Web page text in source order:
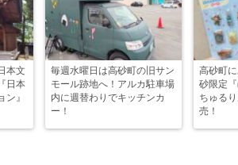
本文
日本
』
毎週水曜日は高砂町の旧サン
モール跡地へ！アルカ駐車場
内に週替わりでキッチンカ
ー！
高砂町
砂限定
ちゅる
売！